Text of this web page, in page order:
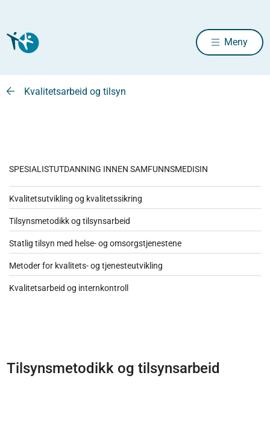
Meny
Kvalitetsarbeid og tilsyn
SPESIALISTUTDANNING INNEN SAMFUNNSMEDISIN
Kvalitetsutvikling og kvalitetssikring
Tilsynsmetodikk og tilsynsarbeid
Statlig tilsyn med helse- og omsorgstjenestene
Metoder for kvalitets- og tjenesteutvikling
Kvalitetsarbeid og internkontroll
Tilsynsmetodikk og tilsynsarbeid